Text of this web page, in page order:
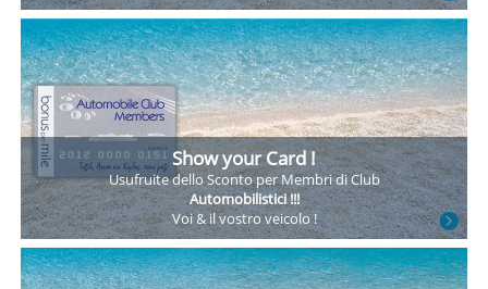
Show your Card !
Usufruite dello Scontoper Membri di Club
Automobilistici !!!
Voi & il vostro veicolo !